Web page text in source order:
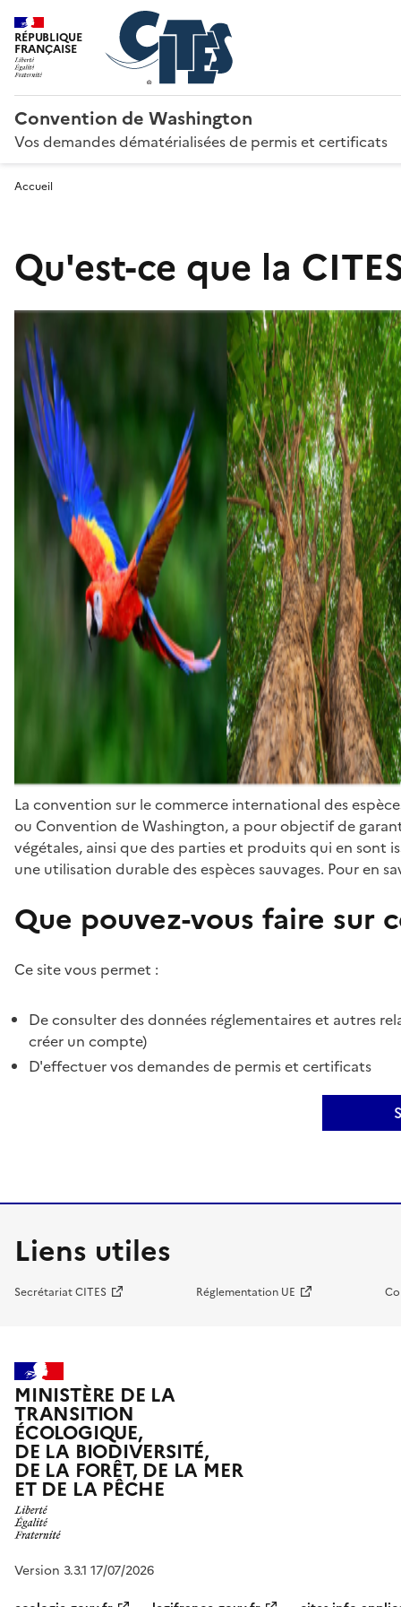
RÉPUBLIQUE
FRANÇAISE
Convention de Washington
Vos demandes dématérialisées de permis et certificats
Accueil
Qu'est-ce que la
La convention sur le commerce international des
ou Convention de Washington, a pour objectif de
végétales, ainsi que des parties et produits qui en sont
une utilisation durable des espèces sauvages. Pour en
Que pouvez-vous faire sur
Ce site vous permet :
De consulter des données réglementaires et autres
créer un compte)
D'effectuer vos demandes de permis et certificats
Liens utiles
Secrétariat CITES Réglementation UE
MINISTÈRE DE LA
TRANSITION
ÉCOLOGIQUE,
DE LA BIODIVERSITÉ,
DE LA FORÊT, DE LA MER
ET DE LA PÊCHE
Version 3.3.1 17/07/2026